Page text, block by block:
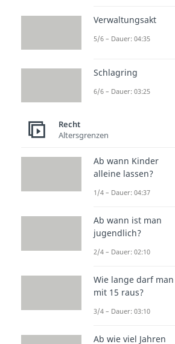
Beliebte Inhalte
e Person
Dauer: 02:41
Verwaltungsakt
5/6 – Dauer: 04:35
Schlagring
6/6 – Dauer: 03:25
Recht
Altersgrenzen
Ab wann Kinder
alleine lassen?
1/4 – Dauer: 04:37
Ab wann ist man
jugendlich?
2/4 – Dauer: 02:10
Wie lange darf man
mit 15 raus?
3/4 – Dauer: 03:10
Ab wie viel Jahren